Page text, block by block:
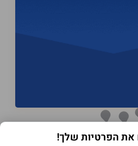
את הפרטיות שלך!